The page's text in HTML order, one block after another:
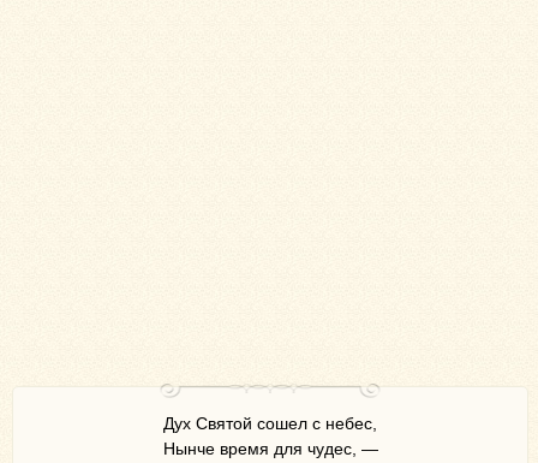
Дух Святой сошел с небес,
Нынче время для чудес, —